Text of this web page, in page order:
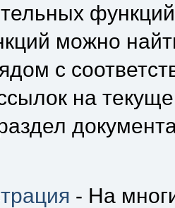
можно
с
на
- На